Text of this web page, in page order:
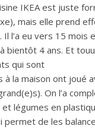
IKEA est juste
mais elle prend
Il l’a eu vers 15 mois
bientôt 4 ans. Et
qui sont
à la maison ont joué
On l’a
légumes en
permet de les